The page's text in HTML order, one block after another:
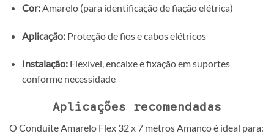
Cor:Amarelo (para identificação de fiação elétrica)
Aplicação:Proteção de fios e cabos elétricos
Instalação:Flexível, encaixe e fixação em suportes
conforme necessidade
Aplicações recomendadas
O Conduíte Amarelo Flex 32 x 7 metros Amanco é ideal para: